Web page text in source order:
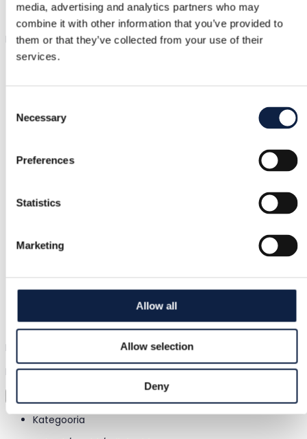
media, advertising and analytics partners who may
combine it with other information that you’ve provided to
them or that they’ve collected from your use of their
services.
Selection
Necessary
Preferences
Statistics
Marketing
Allow all
Allow selection
Deny
Rosewood crossbody camera bag, one size
Kohaletoimetamine alates 3,89 € Ostja kaitse 2,25 €
Tagasimakse, kui toode on vigane või ei vasta kirjeldusele
Raha hoitakse kinni, kuni kinnitad, et toode on korras.
Tugi
Kiire abi, kui seda vajad
Proovi enne kui ostad
Laadi lihtsalt pilt üles ja proovi kõik selga
Kategooria